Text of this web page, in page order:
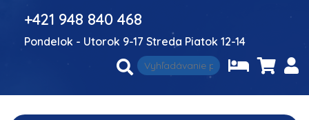
+421 948 840 468
Pondelok - Utorok 9-17 Streda Piatok 12-14